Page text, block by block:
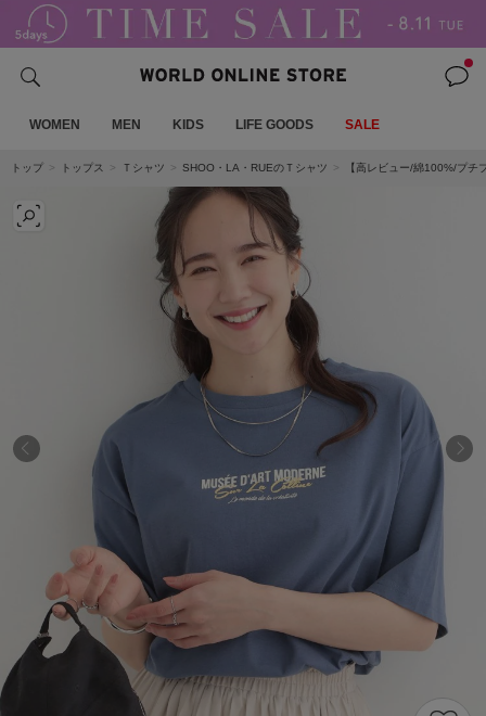
WOMEN MEN KIDS LIFE GOODS SALE
トップ トップス Ｔシャツ SHOO・LA・RUEのＴシャツ 【高レビュー/綿100%/プチ